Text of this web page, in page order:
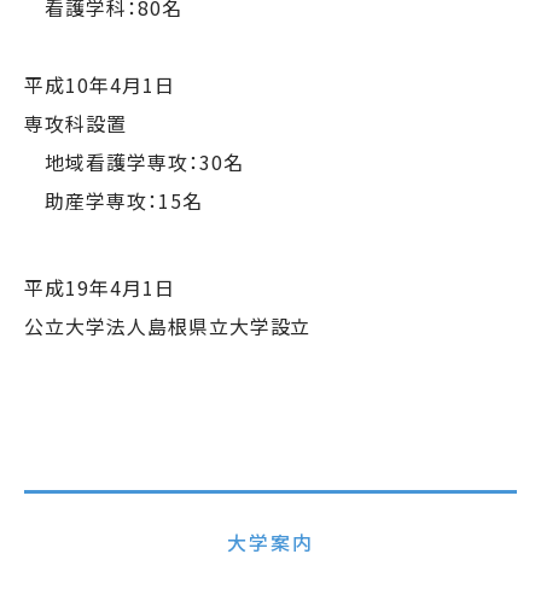
看護学科：80名
平成10年4月1日
専攻科設置
地域看護学専攻：30名
助産学専攻：15名
平成19年4月1日
公立大学法人島根県立大学設立
大学案内